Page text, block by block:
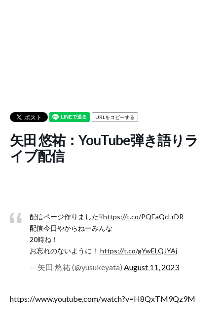
URLをコピーする
矢田 悠祐：YouTube弾き語りラ
イブ配信
配信ページ作りました☟https://t.co/PQEaQcLrDR
配信今日やからねーみんな
20時ね！
お忘れのないように！ https://t.co/gYwELQJYAj
— 矢田 悠祐 (@yusukeyata) August 11, 2023
https://www.youtube.com/watch?v=H8QxTM9Qz9M